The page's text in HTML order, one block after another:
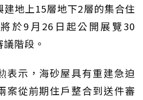
建地上15層地下2層的集合住
於9月26日起公開展覽30
階段。
表示，海砂屋具有重建急迫
案從前期住戶整合到送件審